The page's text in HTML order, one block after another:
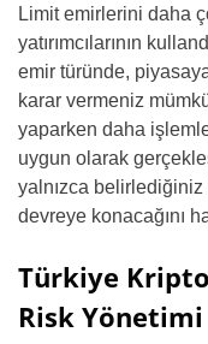
Limit emirlerini daha
yatırımcılarının
emir türünde,
karar vermeniz
yaparken daha
uygun olarak
yalnızca belirlediğiniz
devreye konacağını
Türkiye Kripto
Risk